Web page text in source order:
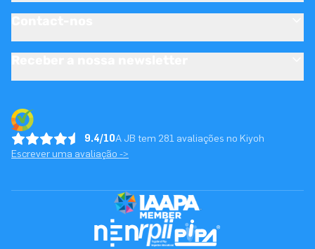
9.4/10A JB tem 281 avaliações no Kiyoh
Escrever uma avaliação ->